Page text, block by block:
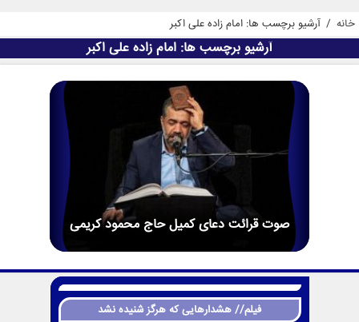
خانه / آرشیو برچسب ها: امام زاده علی اکبر
آرشیو برچسب ها: امام زاده علی اکبر
صوت قرائت دعای کمیل حاج محمود کریمی
فیلم// هشدارهایی که هرگز شنیده نشد